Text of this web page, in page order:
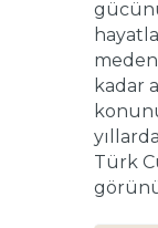
kadar
Türk